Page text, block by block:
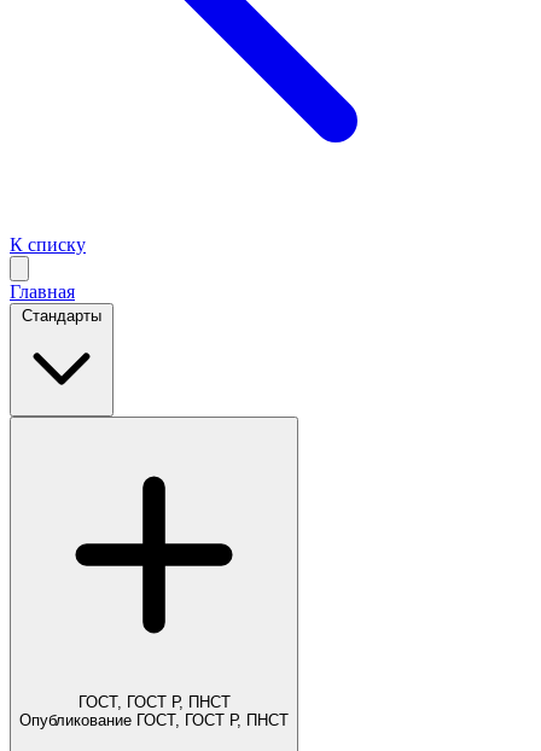
К списку
Главная
Стандарты
ГОСТ, ГОСТ Р, ПНСТ
Опубликование ГОСТ, ГОСТ Р, ПНСТ